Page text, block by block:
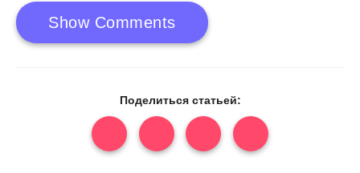
Show Comments
Поделиться статьей: